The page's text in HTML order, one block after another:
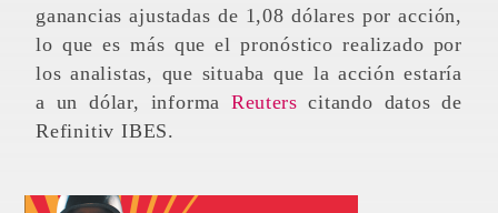
ganancias ajustadas de 1,08 dólares por acción,
lo que es más que el pronóstico realizado por
los analistas, que situaba que la acción estaría
a un dólar, informa Reuters citando datos de
Refinitiv IBES.